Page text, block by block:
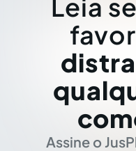
Leia
Assine o